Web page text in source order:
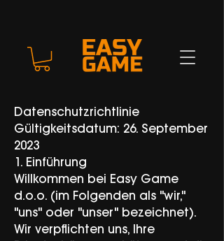
Datenschutzrichtlinie
Gültigkeitsdatum: 26. September
2023
1. Einführung
Willkommen bei Easy Game
d.o.o. (im Folgenden als "wir,"
"uns" oder "unser" bezeichnet).
Wir verpflichten uns, Ihre